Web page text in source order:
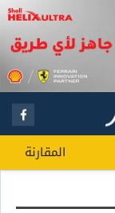
المقارنة